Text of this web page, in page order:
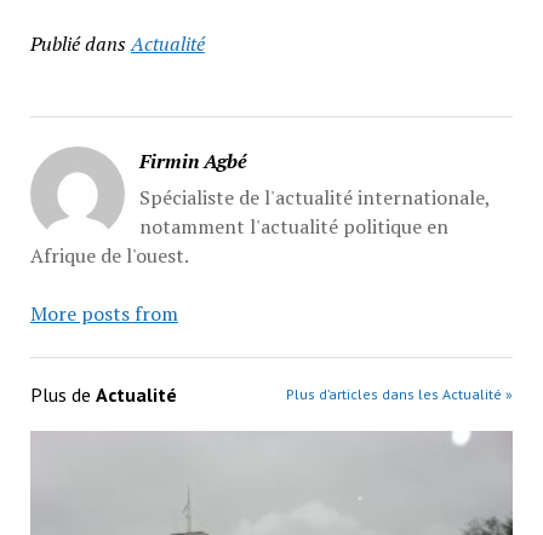
Publié dansActualité
Firmin Agbé
Spécialiste de l'actualité internationale,
notamment l'actualité politique en
Afrique de l'ouest.
More posts from
Plus de Actualité Plus d’articles dans les Actualité »